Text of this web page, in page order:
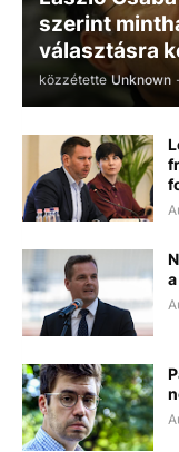
szerint
választásra
közzétette Unknown